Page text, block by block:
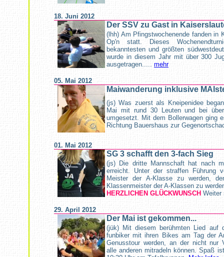
18. Juni 2012
Der SSV zu Gast in
(lhh) Am Pfingstwochenende fanden in
Op'n statt. Dieses
bekanntesten und größten
wurde in diesem Jahr mit über 300
ausgetragen..... mehr
05. Mai 2012
Maiwanderung inklusive
(js) Was zuerst als Kneipenidee
Mai mit rund 30 Leuten und bei
umgesetzt. Mit dem Bollerwagen ging
Richtung Bauershaus zur
01. Mai 2012
SG 3 schafft den 3-fach Sieg
(js) Die dritte Mannschaft hat nach
erreicht. Unter der straffen Führung
Meister der A-Klasse zu werden,
Klassenmeister der A-Klassen zu
HERZLICHEN GLÜCKWUNSCH
29. April 2012
Der Mai ist gekommen...
(jük) Mit diesem berühmten Lied auf
funbiker mit ihren Bikes am Tag der
Genusstour werden, an der nicht nur
alle anderen mitradeln können. Spaß